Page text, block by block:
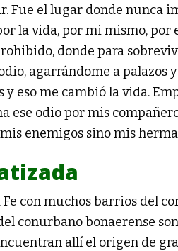
Fue el lugar donde nunca
la vida, por mi mismo, por
donde para
agarrándome a palazos
eso me cambió la vida.
ese odio por mis
enemigos sino mis
con muchos barrios del
conurbano bonaerense
allí el origen de